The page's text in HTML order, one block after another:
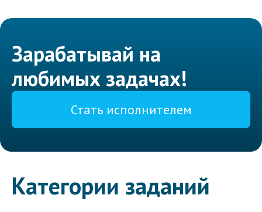
Зарабатывай на
любимых задачах!
Стать исполнителем
Категории заданий